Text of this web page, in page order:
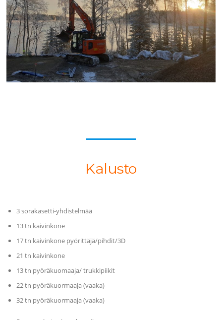
Kalusto
3 sorakasetti-yhdistelmää
13 tn kaivinkone
17 tn kaivinkone pyörittäjä/pihdit/3D
21 tn kaivinkone
13 tn pyöräkuomaaja/ trukkipiikit
22 tn pyöräkuormaaja (vaaka)
32 tn pyöräkuormaaja (vaaka)